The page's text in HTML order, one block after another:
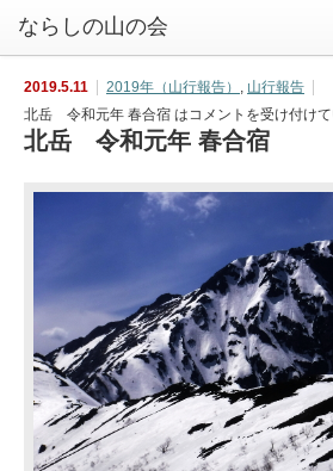
2019.5.11 2019年（山行報告） , 山行報告
北岳 令和元年 春合宿 はコメントを受け付け
北岳 令和元年 春合宿